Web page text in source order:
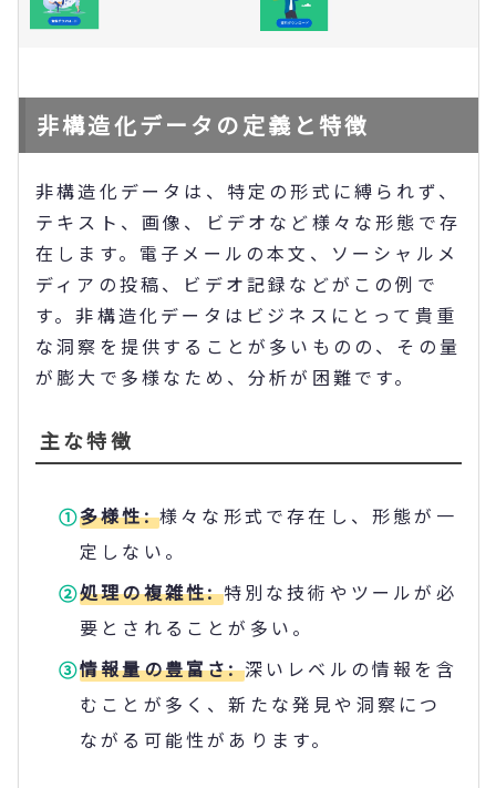
非構造化データの定義と特徴
非構造化データは、特定の形式に縛られず、
テキスト、画像、ビデオなど様々な形態で存
在します。電子メールの本文、ソーシャルメ
ディアの投稿、ビデオ記録などがこの例で
す。非構造化データはビジネスにとって貴重
な洞察を提供することが多いものの、その量
が膨大で多様なため、分析が困難です。
主な特徴
多様性:様々な形式で存在し、形態が一
定しない。
処理の複雑性:特別な技術やツールが必
要とされることが多い。
情報量の豊富さ:深いレベルの情報を含
むことが多く、新たな発見や洞察につ
ながる可能性があります。